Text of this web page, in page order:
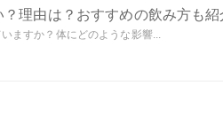
理由は？おすすめの飲み方も紹
ますか？体にどのような影響...